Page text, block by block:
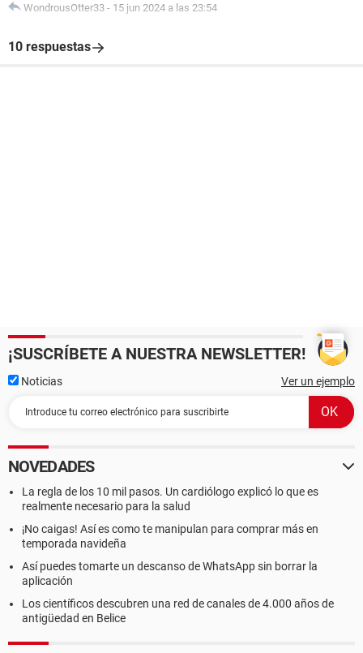
WondrousOtter33 - 15 jun 2024 a las 23:54
10 respuestas
¡SUSCRÍBETE A NUESTRA NEWSLETTER!
Noticias Ver un ejemplo
NOVEDADES
La regla de los 10 mil pasos. Un cardiólogo explicó lo que es
realmente necesario para la salud
¡No caigas! Así es como te manipulan para comprar más en
temporada navideña
Así puedes tomarte un descanso de WhatsApp sin borrar la
aplicación
Los científicos descubren una red de canales de 4.000 años de
antigüedad en Belice